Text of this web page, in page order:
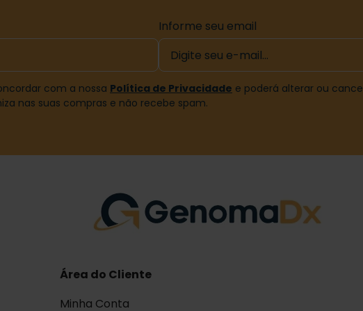
Informe seu email
com a nossa Política de Privacidade e poderá alterar ou
nas suas compras e não recebe spam.
Área do Cliente
Minha Conta